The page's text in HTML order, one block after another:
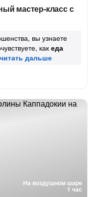
мастер-класс с
вы узнаете
как еда
На воздушном шаре
1 час